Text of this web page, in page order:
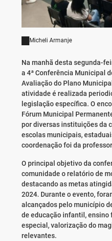
Micheli Armanje
Na manhã desta segunda-
a 4ª Conferência Municipal
Avaliação do Plano
atividade é realizada
legislação específica. O
Fórum Municipal
por diversas instituições da
escolas municipais,
coordenação foi da
O principal objetivo da
comunidade o relatório de
destacando as metas
2024. Durante o evento,
alcançados pelo município
de educação infantil, ensino
especial, valorização do
relevantes.